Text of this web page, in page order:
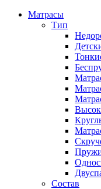
Матрасы
Тип
Состав